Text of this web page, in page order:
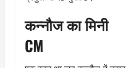
कन्नौज का मिनी
CM